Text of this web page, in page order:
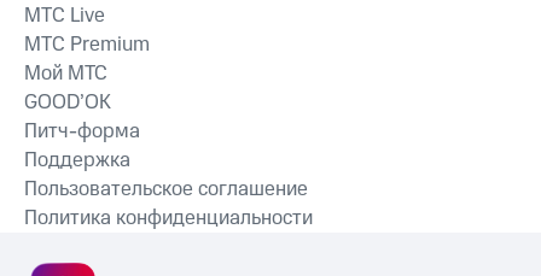
MTС Live
MTС Premium
Мой МТС
GOOD’OK
Питч-форма
Поддержка
Пользовательское соглашение
Политика конфиденциальности